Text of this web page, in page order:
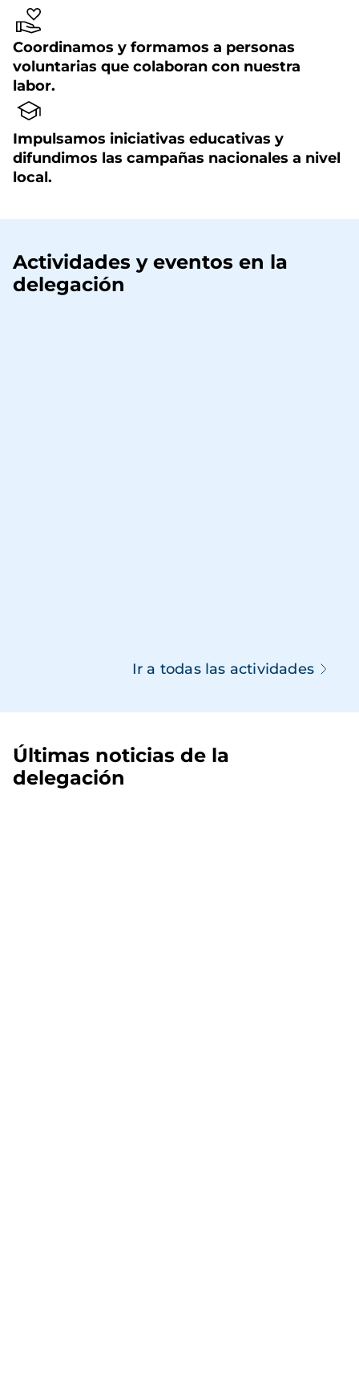
Coordinamos y formamos a personas
voluntarias que colaboran con nuestra
labor.
Impulsamos iniciativas educativas y
difundimos las campañas nacionales a nivel
local.
Actividades y eventos en la
delegación
Ir a todas las actividades
Últimas noticias de la
delegación